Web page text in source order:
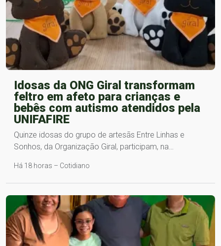
Idosas da ONG Giral transformam
feltro em afeto para crianças e
bebês com autismo atendidos pela
UNIFAFIRE
Quinze idosas do grupo de artesãs Entre Linhas e
Sonhos, da Organização Giral, participam, na…
Há 18 horas – Cotidiano